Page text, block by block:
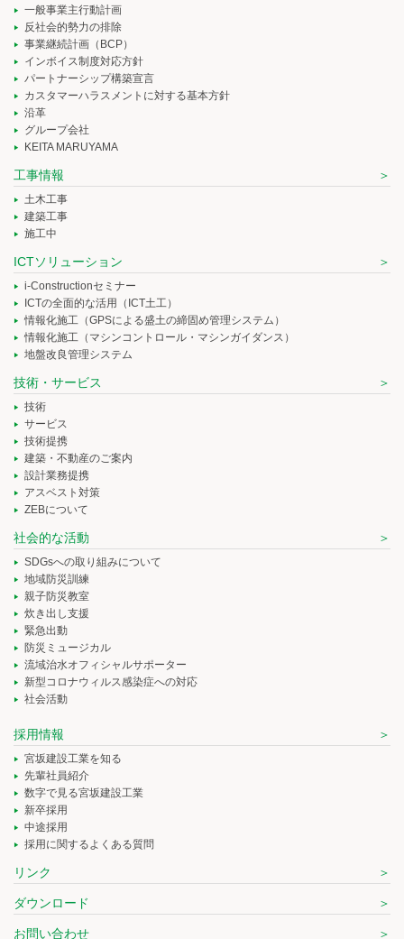
一般事業主行動計画
反社会的勢力の排除
事業継続計画（BCP）
インボイス制度対応方針
パートナーシップ構築宣言
カスタマーハラスメントに対する基本方針
沿革
グループ会社
KEITA MARUYAMA
工事情報
土木工事
建築工事
施工中
ICTソリューション
i-Constructionセミナー
ICTの全面的な活用（ICT土工）
情報化施工（GPSによる盛土の締固め管理システム）
情報化施工（マシンコントロール・マシンガイダンス）
地盤改良管理システム
技術・サービス
技術
サービス
技術提携
建築・不動産のご案内
設計業務提携
アスベスト対策
ZEBについて
社会的な活動
SDGsへの取り組みについて
地域防災訓練
親子防災教室
炊き出し支援
緊急出動
防災ミュージカル
流域治水オフィシャルサポーター
新型コロナウィルス感染症への対応
社会活動
採用情報
宮坂建設工業を知る
先輩社員紹介
数字で見る宮坂建設工業
新卒採用
中途採用
採用に関するよくある質問
リンク
ダウンロード
お問い合わせ